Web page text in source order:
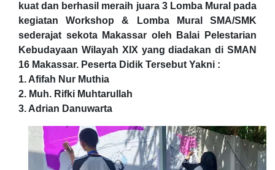
kuat dan berhasil meraih juara 3 Lomba Mural pada
kegiatan Workshop & Lomba Mural SMA/SMK
sederajat sekota Makassar oleh Balai Pelestarian
Kebudayaan Wilayah XIX yang diadakan di SMAN
16 Makassar. Peserta Didik Tersebut Yakni :
1. Afifah Nur Muthia
2. ⁠Muh. Rifki Muhtarullah
3. ⁠Adrian Danuwarta